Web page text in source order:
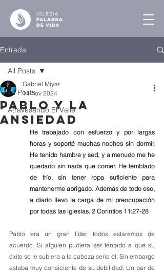
Entrada
All Posts
Atravesando El Valle
All Posts
Pablo y la
Ansiedad
Gabriel Miyar
14 nov 2024
He trabajado con esfuerzo y por largas
horas y soporté muchas noches sin dormir.
He tenido hambre y sed, y a menudo me he
quedado sin nada que comer. He temblado
de frío, sin tener ropa suficiente para
mantenerme abrigado. Además de todo eso,
a diario llevo la carga de mi preocupación
por todas las iglesias. 2 Corintios 11:27-28
Pablo era un gran líder, todos estaremos de
acuerdo. Si alguien pudiera ser tentado a que su
éxito se le subiera a la cabeza sería él. Sin embargo
estaba muy consiciente de su debilidad. Un par de